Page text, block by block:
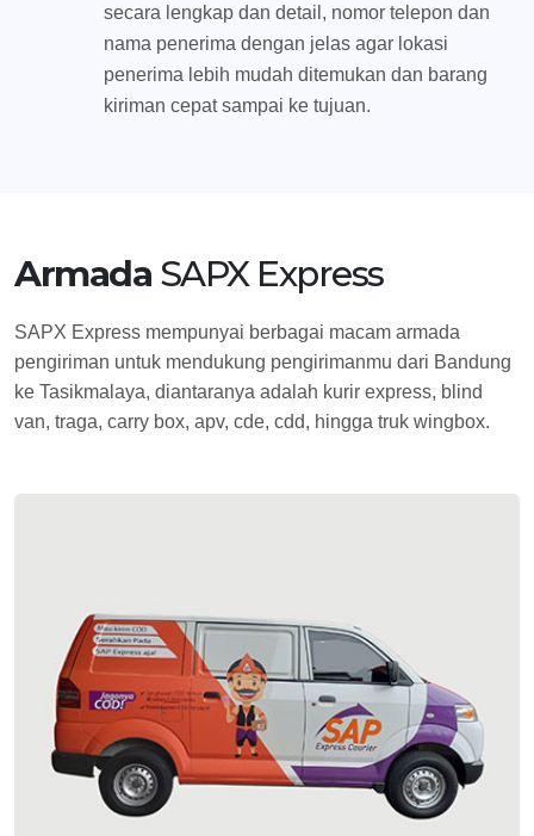
secara lengkap dan detail, nomor telepon dan
nama penerima dengan jelas agar lokasi
penerima lebih mudah ditemukan dan barang
kiriman cepat sampai ke tujuan.
Armada SAPX Express
SAPX Express mempunyai berbagai macam armada
pengiriman untuk mendukung pengirimanmu dari Bandung
ke Tasikmalaya, diantaranya adalah kurir express, blind
van, traga, carry box, apv, cde, cdd, hingga truk wingbox.